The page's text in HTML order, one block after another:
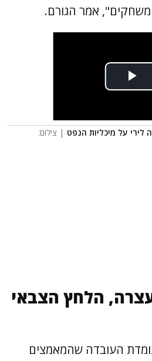
משחקים", אמר הגורם.
לירי על מיכליות הנפט | צילום:
הלחץ הצבאי
העובדה שהמאמצים